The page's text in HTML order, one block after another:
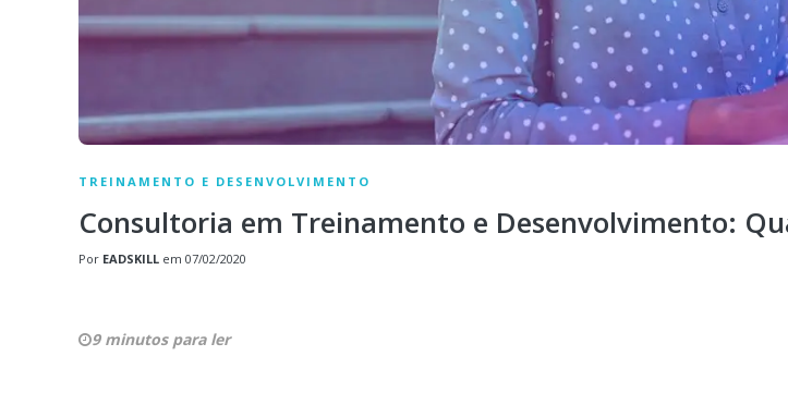
TREINAMENTO E DESENVOLVIMENTO
Consultoria em Treinamento e Desenvolvimento:
Por EADSKILL em 07/02/2020
9 minutos para ler